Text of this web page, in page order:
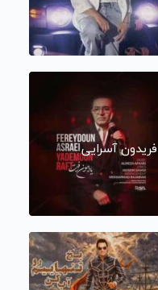
فریدون آسرایی